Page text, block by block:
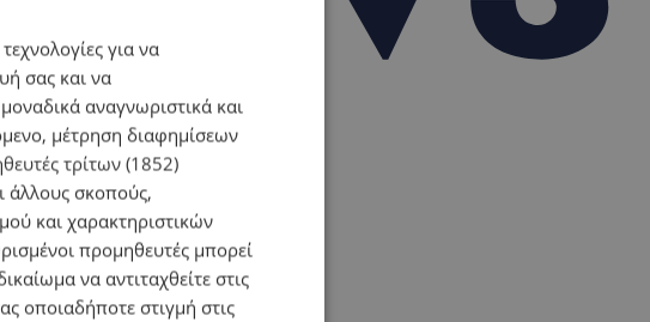
για να
σας και να
αναγνωριστικά και
μέτρηση διαφημίσεων
τρίτων (1852)
άλλους σκοπούς,
και χαρακτηριστικών
προμηθευτές μπορεί
να αντιταχθείτε στις
οποιαδήποτε στιγμή στις